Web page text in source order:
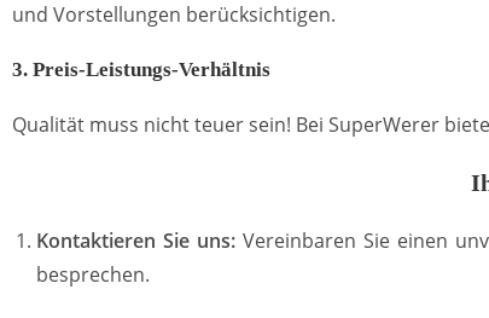
und Vorstellungen berücksichtigen.
3. Preis-Leistungs-Verhältnis
Qualität muss nicht teuer sein! Bei SuperWerer
Kontaktieren Sie uns: Vereinbaren Sie einen
besprechen.